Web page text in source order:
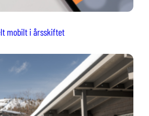
mobilt i årsskiftet